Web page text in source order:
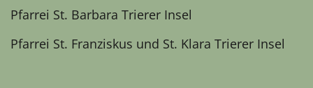
Pfarrei St. Barbara Trierer Insel
Pfarrei St. Franziskus und St. Klara Trierer Insel